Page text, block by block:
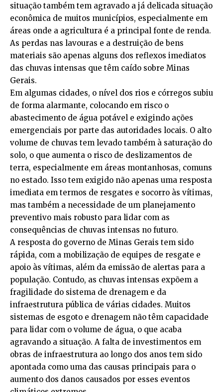
situação também tem agravado a já delicada situação
econômica de muitos municípios, especialmente em
áreas onde a agricultura é a principal fonte de renda.
As perdas nas lavouras e a destruição de bens
materiais são apenas alguns dos reflexos imediatos
das chuvas intensas que têm caído sobre Minas
Gerais.
Em algumas cidades, o nível dos rios e córregos subiu
de forma alarmante, colocando em risco o
abastecimento de água potável e exigindo ações
emergenciais por parte das autoridades locais. O alto
volume de chuvas tem levado também à saturação do
solo, o que aumenta o risco de deslizamentos de
terra, especialmente em áreas montanhosas, comuns
no estado. Isso tem exigido não apenas uma resposta
imediata em termos de resgates e socorro às vítimas,
mas também a necessidade de um planejamento
preventivo mais robusto para lidar com as
consequências de chuvas intensas no futuro.
A resposta do governo de Minas Gerais tem sido
rápida, com a mobilização de equipes de resgate e
apoio às vítimas, além da emissão de alertas para a
população. Contudo, as chuvas intensas expõem a
fragilidade do sistema de drenagem e da
infraestrutura pública de várias cidades. Muitos
sistemas de esgoto e drenagem não têm capacidade
para lidar com o volume de água, o que acaba
agravando a situação. A falta de investimentos em
obras de infraestrutura ao longo dos anos tem sido
apontada como uma das causas principais para o
aumento dos danos causados por esses eventos